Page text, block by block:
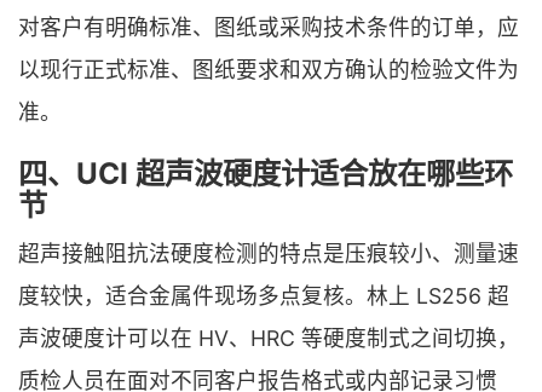
对客户有明确标准、图纸或采购技术条件的订单，应
以现行正式标准、图纸要求和双方确认的检验文件为
准。
四、UCI 超声波硬度计适合放在哪些环
节
超声接触阻抗法硬度检测的特点是压痕较小、测量速
度较快，适合金属件现场多点复核。林上 LS256 超
声波硬度计可以在 HV、HRC 等硬度制式之间切换，
质检人员在面对不同客户报告格式或内部记录习惯